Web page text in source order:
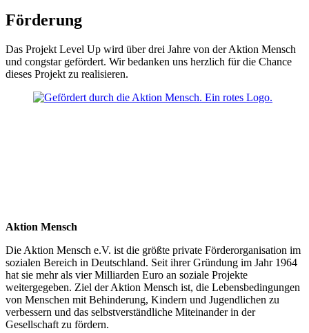
Förderung
Das Projekt Level Up wird über drei Jahre von der Aktion Mensch
und congstar gefördert. Wir bedanken uns herzlich für die Chance
dieses Projekt zu realisieren.
Aktion Mensch
Die Aktion Mensch e.V. ist die größte private Förderorganisation im
sozialen Bereich in Deutschland. Seit ihrer Gründung im Jahr 1964
hat sie mehr als vier Milliarden Euro an soziale Projekte
weitergegeben. Ziel der Aktion Mensch ist, die Lebensbedingungen
von Menschen mit Behinderung, Kindern und Jugendlichen zu
verbessern und das selbstverständliche Miteinander in der
Gesellschaft zu fördern.